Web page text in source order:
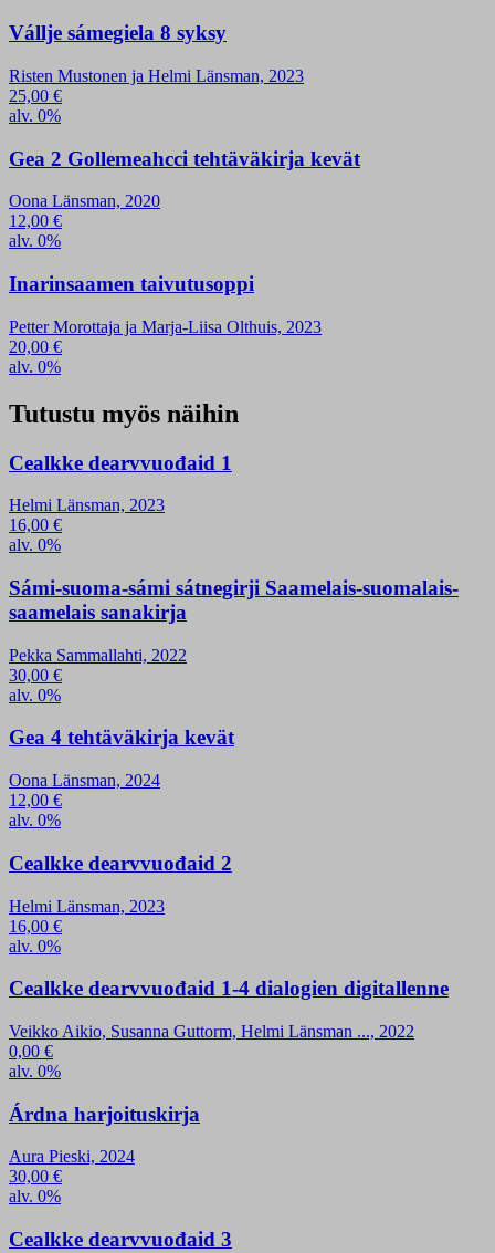
Vállje sámegiela 8 syksy
Risten Mustonen ja Helmi Länsman, 2023
25,00 €
alv. 0%
Gea 2 Gollemeahcci tehtäväkirja kevät
Oona Länsman, 2020
12,00 €
alv. 0%
Inarinsaamen taivutusoppi
Petter Morottaja ja Marja-Liisa Olthuis, 2023
20,00 €
alv. 0%
Tutustu myös näihin
Cealkke dearvvuođaid 1
Helmi Länsman, 2023
16,00 €
alv. 0%
Sámi-suoma-sámi sátnegirji Saamelais-suomalais-
saamelais sanakirja
Pekka Sammallahti, 2022
30,00 €
alv. 0%
Gea 4 tehtäväkirja kevät
Oona Länsman, 2024
12,00 €
alv. 0%
Cealkke dearvvuođaid 2
Helmi Länsman, 2023
16,00 €
alv. 0%
Cealkke dearvvuođaid 1-4 dialogien digitallenne
Veikko Aikio, Susanna Guttorm, Helmi Länsman ..., 2022
0,00 €
alv. 0%
Árdna harjoituskirja
Aura Pieski, 2024
30,00 €
alv. 0%
Cealkke dearvvuođaid 3